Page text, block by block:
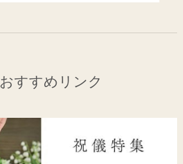
おすすめリンク